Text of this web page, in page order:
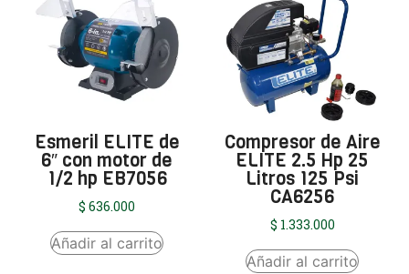
Esmeril ELITE de
6″ con motor de
1/2 hp EB7056
$ 636.000
Añadir al carrito
Compresor de Aire
ELITE 2.5 Hp 25
Litros 125 Psi
CA6256
$ 1.333.000
Añadir al carrito